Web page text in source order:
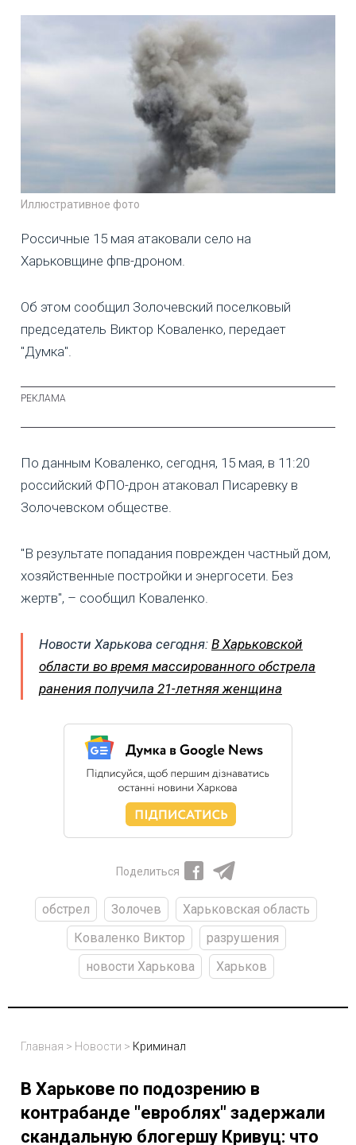
Иллюстративное фото
Россичные 15 мая атаковали село на
Харьковщине фпв-дроном.
Об этом сообщил Золочевский поселковый
председатель Виктор Коваленко, передает
"Думка".
По данным Коваленко, сегодня, 15 мая, в 11:20
российский ФПО-дрон атаковал Писаревку в
Золочевском обществе.
"В результате попадания поврежден частный дом,
хозяйственные постройки и энергосети. Без
жертв", – сообщил Коваленко.
Новости Харькова сегодня: В Харьковской
области во время массированного обстрела
ранения получила 21-летняя женщина
Поделиться
обстрел Золочев
Харьковская область
Коваленко Виктор
разрушения
новости Харькова
Харьков
Главная > Новости > Криминал
В Харькове по подозрению в
контрабанде "евроблях" задержали
скандальную блогершу Кривуц: что